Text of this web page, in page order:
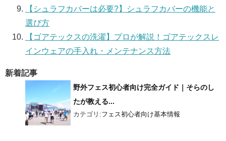
【シュラフカバーは必要?】シュラフカバーの機能と
選び方
【ゴアテックスの洗濯】プロが解説！ゴアテックスレ
インウェアの手入れ・メンテナンス方法
新着記事
野外フェス初心者向け完全ガイド｜そらのし
たが教える...
カテゴリ:フェス初心者向け基本情報